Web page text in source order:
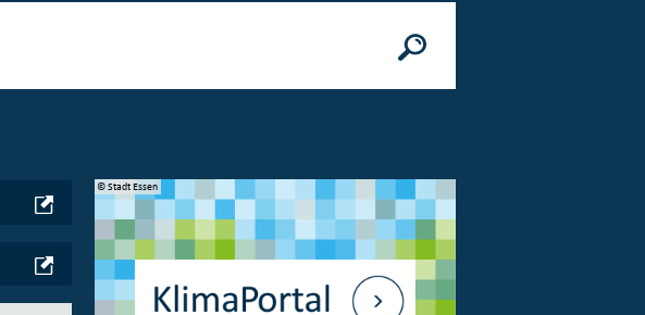
© Stadt Essen